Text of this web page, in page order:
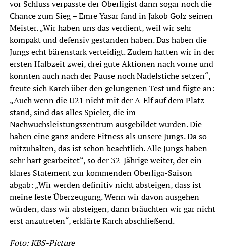
vor Schluss verpasste der Oberligist dann sogar noch die
Chance zum Sieg – Emre Yasar fand in Jakob Golz seinen
Meister. „Wir haben uns das verdient, weil wir sehr
kompakt und defensiv gestanden haben. Das haben die
Jungs echt bärenstark verteidigt. Zudem hatten wir in der
ersten Halbzeit zwei, drei gute Aktionen nach vorne und
konnten auch nach der Pause noch Nadelstiche setzen“,
freute sich Karch über den gelungenen Test und fügte an:
„Auch wenn die U21 nicht mit der A-Elf auf dem Platz
stand, sind das alles Spieler, die im
Nachwuchsleistungszentrum ausgebildet wurden. Die
haben eine ganz andere Fitness als unsere Jungs. Da so
mitzuhalten, das ist schon beachtlich. Alle Jungs haben
sehr hart gearbeitet“, so der 32-Jährige weiter, der ein
klares Statement zur kommenden Oberliga-Saison
abgab: „Wir werden definitiv nicht absteigen, dass ist
meine feste Überzeugung. Wenn wir davon ausgehen
würden, dass wir absteigen, dann bräuchten wir gar nicht
erst anzutreten“, erklärte Karch abschließend.
Foto: KBS-Picture